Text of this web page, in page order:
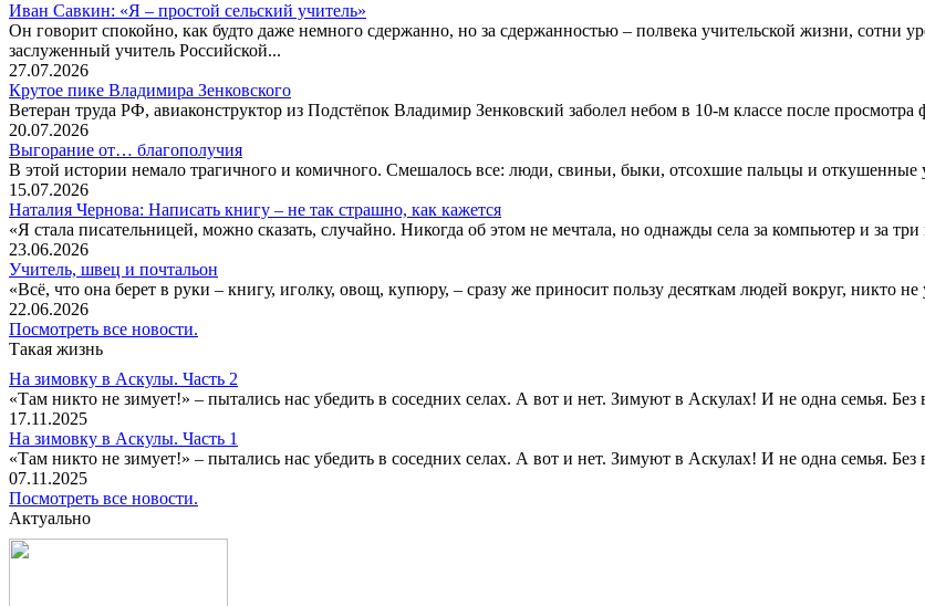
Иван Савкин: «Я – простой сельский учитель»
Он говорит спокойно, как будто даже немного сдержанно, но за сдержанностью – полвека учительской жизни, сотни
заслуженный учитель Российской...
27.07.2026
Крутое пике Владимира Зенковского
Ветеран труда РФ, авиаконструктор из Подстёпок Владимир Зенковский заболел небом в 10-м классе после
20.07.2026
Выгорание от… благополучия
В этой истории немало трагичного и комичного. Смешалось все: люди, свиньи, быки, отсохшие пальцы и откушенные
15.07.2026
Наталия Чернова: Написать книгу – не так страшно, как кажется
«Я стала писательницей, можно сказать, случайно. Никогда об этом не мечтала, но однажды села за компьютер и за
23.06.2026
Учитель, швец и почтальон
«Всё, что она берет в руки – книгу, иголку, овощ, купюру, – сразу же приносит пользу десяткам людей вокруг, никто
22.06.2026
Посмотреть все новости.
Такая жизнь
На зимовку в Аскулы. Часть 2
«Там никто не зимует!» – пытались нас убедить в соседних селах. А вот и нет. Зимуют в Аскулах! И не одна семья. Без
17.11.2025
На зимовку в Аскулы. Часть 1
«Там никто не зимует!» – пытались нас убедить в соседних селах. А вот и нет. Зимуют в Аскулах! И не одна семья. Без
07.11.2025
Посмотреть все новости.
Актуально